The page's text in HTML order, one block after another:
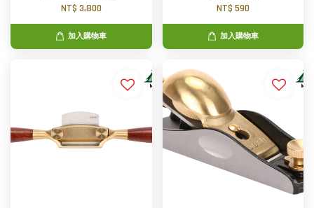
NT$ 3,800
加入購物車
NT$ 590
加入購物車